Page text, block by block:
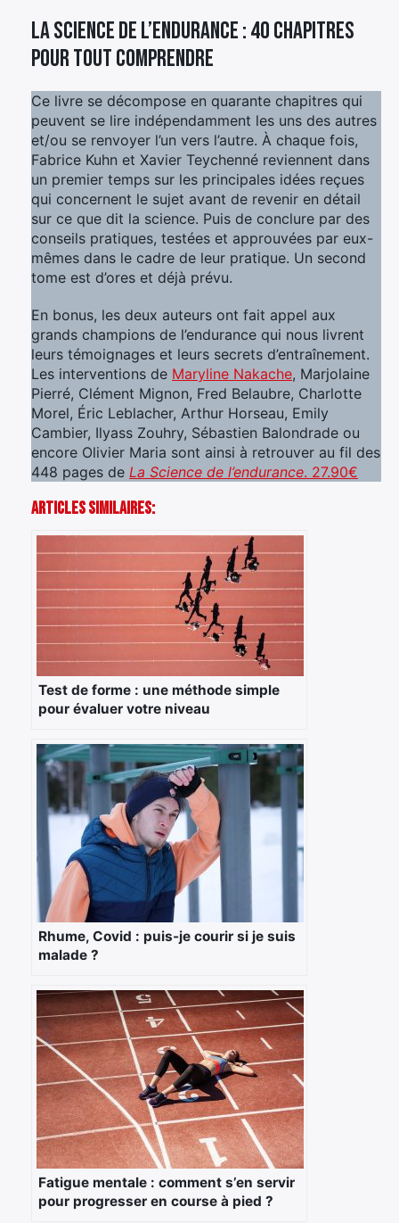
La Science de l’endurance : 40 chapitres
pour tout comprendre
Ce livre se décompose en quarante chapitres qui
peuvent se lire indépendamment les uns des autres
et/ou se renvoyer l’un vers l’autre. À chaque fois,
Fabrice Kuhn et Xavier Teychenné reviennent dans
un premier temps sur les principales idées reçues
qui concernent le sujet avant de revenir en détail
sur ce que dit la science. Puis de conclure par des
conseils pratiques, testées et approuvées par eux-
mêmes dans le cadre de leur pratique. Un second
tome est d’ores et déjà prévu.
En bonus, les deux auteurs ont fait appel aux
grands champions de l’endurance qui nous livrent
leurs témoignages et leurs secrets d’entraînement.
Les interventions de Maryline Nakache, Marjolaine
Pierré, Clément Mignon, Fred Belaubre, Charlotte
Morel, Éric Leblacher, Arthur Horseau, Emily
Cambier, Ilyass Zouhry, Sébastien Balondrade ou
encore Olivier Maria sont ainsi à retrouver au fil des
448 pages de La Science de l’endurance. 27.90€
Articles Similaires:
Test de forme : une méthode simple
pour évaluer votre niveau
Rhume, Covid : puis-je courir si je suis
malade ?
Fatigue mentale : comment s’en servir
pour progresser en course à pied ?
×
Rechercher
: